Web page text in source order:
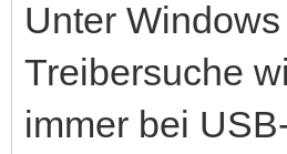
Unter
Treibersuche
immer bei